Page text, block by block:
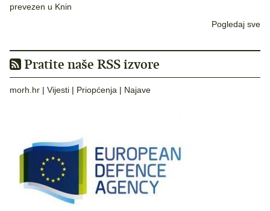
prevezen u Knin
Pogledaj sve
Pratite naše RSS izvore
morh.hr | Vijesti | Priopćenja | Najave